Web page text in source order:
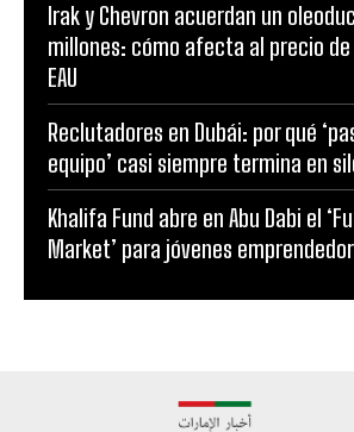
Irak y Chevron acuerdan un
millones: cómo afecta al precio
EAU
Reclutadores en Dubái: por qué
equipo’ casi siempre termina en
Khalifa Fund abre en Abu Dabi el
Market’ para jóvenes